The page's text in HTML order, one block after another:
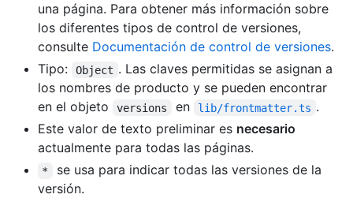
una página. Para obtener más información sobre
los diferentes tipos de control de versiones,
consulte Documentación de control de versiones.
Tipo:
Object . Las claves permitidas se asignan a
los nombres de producto y se pueden encontrar
en el objeto
versions en lib/frontmatter.ts .
Este valor de texto preliminar es necesario
actualmente para todas las páginas.
*
se usa para indicar todas las versiones de la
versión.